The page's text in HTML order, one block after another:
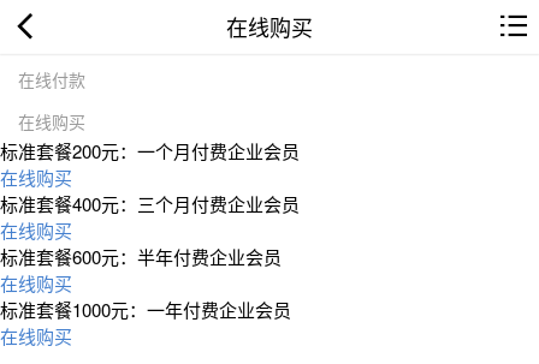
在线购买
在线付款
在线购买
标准套餐200元：一个月付费企业会员
在线购买
标准套餐400元：三个月付费企业会员
在线购买
标准套餐600元：半年付费企业会员
在线购买
标准套餐1000元：一年付费企业会员
在线购买